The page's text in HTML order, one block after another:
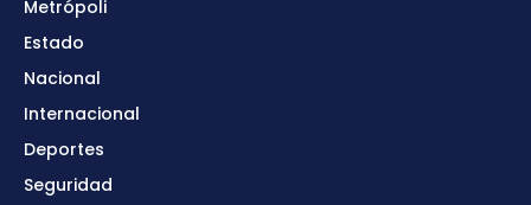
Metrópoli
Estado
Nacional
Internacional
Deportes
Seguridad